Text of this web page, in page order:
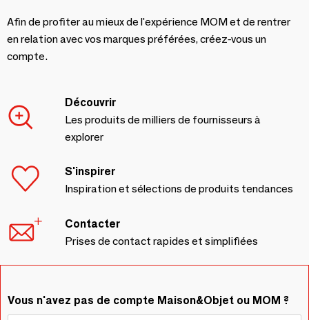
Afin de profiter au mieux de l'expérience MOM et de rentrer
en relation avec vos marques préférées, créez-vous un
compte.
Découvrir
Les produits de milliers de fournisseurs à
explorer
S'inspirer
Inspiration et sélections de produits tendances
Contacter
Prises de contact rapides et simplifiées
Vous n'avez pas de compte Maison&Objet ou MOM ?